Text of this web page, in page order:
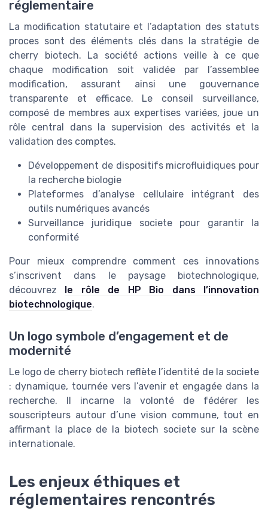
réglementaire
La modification statutaire et l’adaptation des statuts
proces sont des éléments clés dans la stratégie de
cherry biotech. La société actions veille à ce que
chaque modification soit validée par l’assemblee
modification, assurant ainsi une gouvernance
transparente et efficace. Le conseil surveillance,
composé de membres aux expertises variées, joue un
rôle central dans la supervision des activités et la
validation des comptes.
Développement de dispositifs microfluidiques pour
la recherche biologie
Plateformes d’analyse cellulaire intégrant des
outils numériques avancés
Surveillance juridique societe pour garantir la
conformité
Pour mieux comprendre comment ces innovations
s’inscrivent dans le paysage biotechnologique,
découvrez le rôle de HP Bio dans l’innovation
biotechnologique.
Un logo symbole d’engagement et de
modernité
Le logo de cherry biotech reflète l’identité de la societe
: dynamique, tournée vers l’avenir et engagée dans la
recherche. Il incarne la volonté de fédérer les
souscripteurs autour d’une vision commune, tout en
affirmant la place de la biotech societe sur la scène
internationale.
Les enjeux éthiques et
réglementaires rencontrés